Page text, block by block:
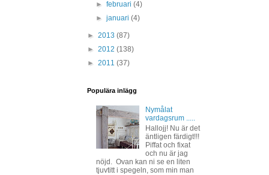
►februari(4)
►januari(4)
► 2013 (87)
► 2012 (138)
► 2011 (37)
Populära inlägg
Nymålat
vardagsrum .....
Hallojj! Nu är det
äntligen färdigt!!!
Piffat och fixat
och nu är jag
nöjd. Ovan kan ni se en liten
tjuvtitt i spegeln, som min man